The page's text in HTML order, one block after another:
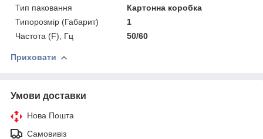
Тип паковання
Картонна коробка
Типорозмір (Габарит)
1
Частота (F), Гц
50/60
Приховати
Умови доставки
Нова Пошта
Самовивіз